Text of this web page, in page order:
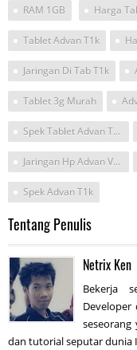
RAM 1GB
Tablet Advan T1k
Jaringan Di Tab T1k
Tablet 3g Murah
Spek Tablet Advan T1k
Jaringan Hp Advan Vandroid T1k
Spek Advan T1k
Tentang Penulis
Netrix Ken
Bekerja
dan tutorial seputar dunia